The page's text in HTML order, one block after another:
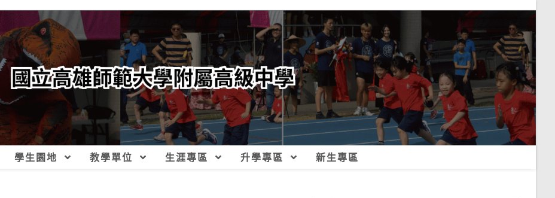
學生園地 教學單位 生涯專區 升學專區 新生專區